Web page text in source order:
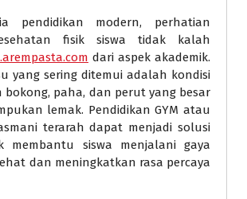
pendidikan modern, perhatian
fisik siswa tidak kalah
dari aspek akademik.
yang sering ditemui adalah kondisi
bokong, paha, dan perut yang besar
lemak. Pendidikan GYM atau
terarah dapat menjadi solusi
membantu siswa menjalani gaya
dan meningkatkan rasa percaya